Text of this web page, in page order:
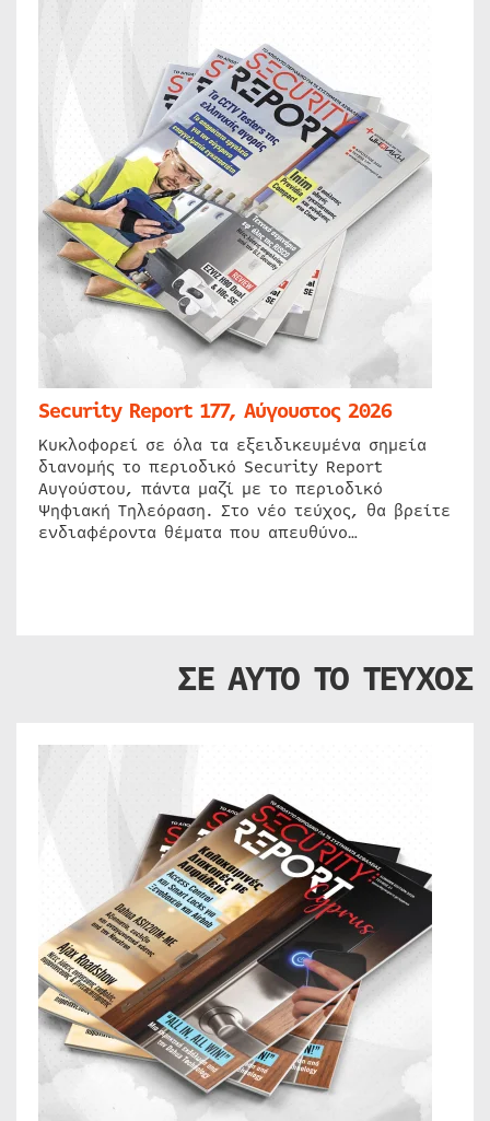
Security Report 177, Αύγουστος 2026
Κυκλοφορεί σε όλα τα εξειδικευμένα σημεία
διανομής το περιοδικό Security Report
Αυγούστου, πάντα μαζί με το περιοδικό
Ψηφιακή Τηλεόραση. Στο νέο τεύχος, θα βρείτε
ενδιαφέροντα θέματα που απευθύνο…
ΣΕ ΑΥΤΟ ΤΟ ΤΕΥΧΟΣ